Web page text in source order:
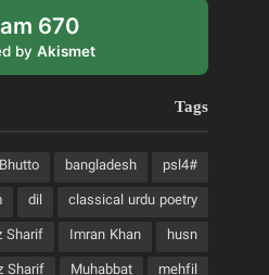
670 spam
by Akismet
Tags
#psl4
bangladesh
classical urdu poetry
dil
husn
Imran Khan
Sharif